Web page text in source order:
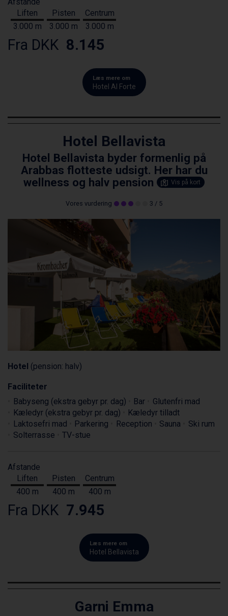
Liften
3.000 m
Pisten
3.000 m
Centrum
3.000 m
Fra DKK 8.145
Læs mere om
Hotel Al Forte
Hotel Bellavista
Hotel Bellavista byder formenlig på
Arabbas flotteste udsigt. Her har du
wellness og halv pension
Vis på kort
Vores vurdering 3 / 5
Hotel (pension: halv)
Faciliteter
Babyseng (ekstra gebyr pr. dag)
Bar
Glutenfri mad
Kæledyr (ekstra gebyr pr. dag)
Kæledyr tilladt
Laktosefri mad
Parkering Reception Sauna
Ski rum
Solterrasse
TV-stue
Afstande
Liften
400 m
Pisten
400 m
Centrum
400 m
Fra DKK 7.945
Læs mere om
Hotel Bellavista
Garni Emma